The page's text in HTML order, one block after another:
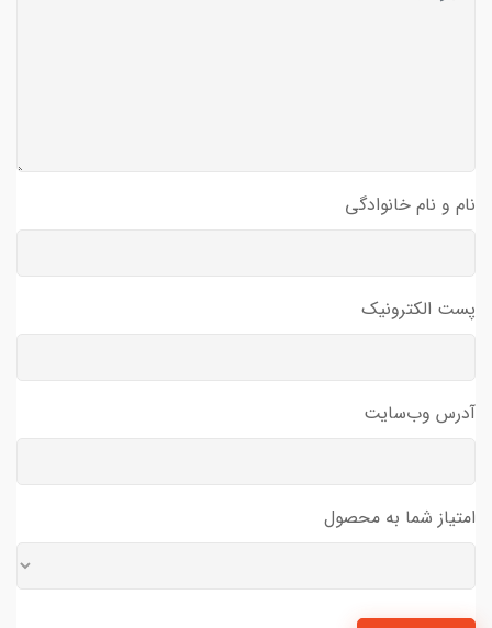
نام و نام خانوادگی
پست الکترونیک
آدرس وب‌سایت
امتیاز شما به محصول